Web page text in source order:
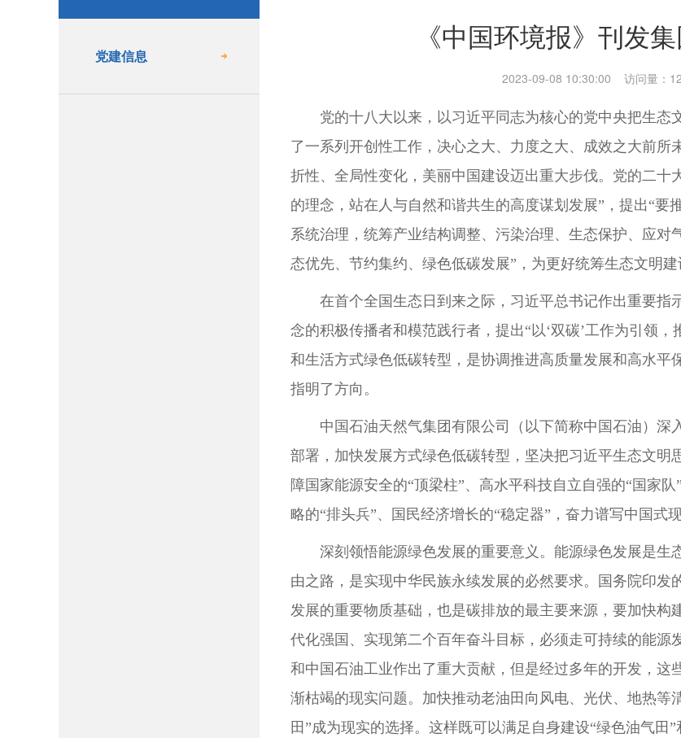
党建信息
《中国环境报》刊发
2023-09-08 10:30:00 访问量：
党的十八大以来，以习近平同志为核心的党中央把生
了一系列开创性工作，决心之大、力度之大、成效之大前
折性、全局性变化，美丽中国建设迈出重大步伐。党的二十
的理念，站在人与自然和谐共生的高度谋划发展”，提出“
系统治理，统筹产业结构调整、污染治理、生态保护、应
态优先、节约集约、绿色低碳发展”，为更好统筹生态文明建
在首个全国生态日到来之际，习近平总书记作出重要
念的积极传播者和模范践行者，提出“以‘双碳’工作为引领
和生活方式绿色低碳转型，是协调推进高质量发展和高水
指明了方向。
中国石油天然气集团有限公司（以下简称中国石油）
部署，加快发展方式绿色低碳转型，坚决把习近平生态文
障国家能源安全的“顶梁柱”、高水平科技自立自强的“国家
略的“排头兵”、国民经济增长的“稳定器”，奋力谱写中国式
深刻领悟能源绿色发展的重要意义。能源绿色发展是
由之路，是实现中华民族永续发展的必然要求。国务院印发
发展的重要物质基础，也是碳排放的最主要来源，要加快
代化强国、实现第二个百年奋斗目标，必须走可持续的能
和中国石油工业作出了重大贡献，但是经过多年的开发，
渐枯竭的现实问题。加快推动老油田向风电、光伏、地热
田”成为现实的选择。这样既可以满足自身建设“绿色油气